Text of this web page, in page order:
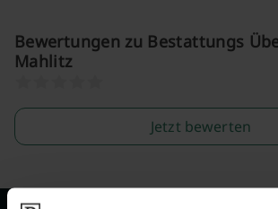
Bewertungen zu Bestattungs
Mahlitz
Jetzt bewerten